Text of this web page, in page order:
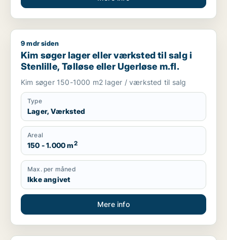
Kim søger lager eller værksted til salg i Stenlille, Tølløse
9 mdr siden
Kim søger lager eller værksted til salg i
Stenlille, Tølløse eller Ugerløse m.fl.
Kim søger 150-1000 m2 lager / værksted til salg
Type
Lager, Værksted
Areal
150 - 1.000 m2
Max. per måned
Ikke angivet
Mere info